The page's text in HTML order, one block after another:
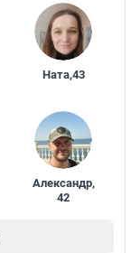
Ната,43
Александр,
42